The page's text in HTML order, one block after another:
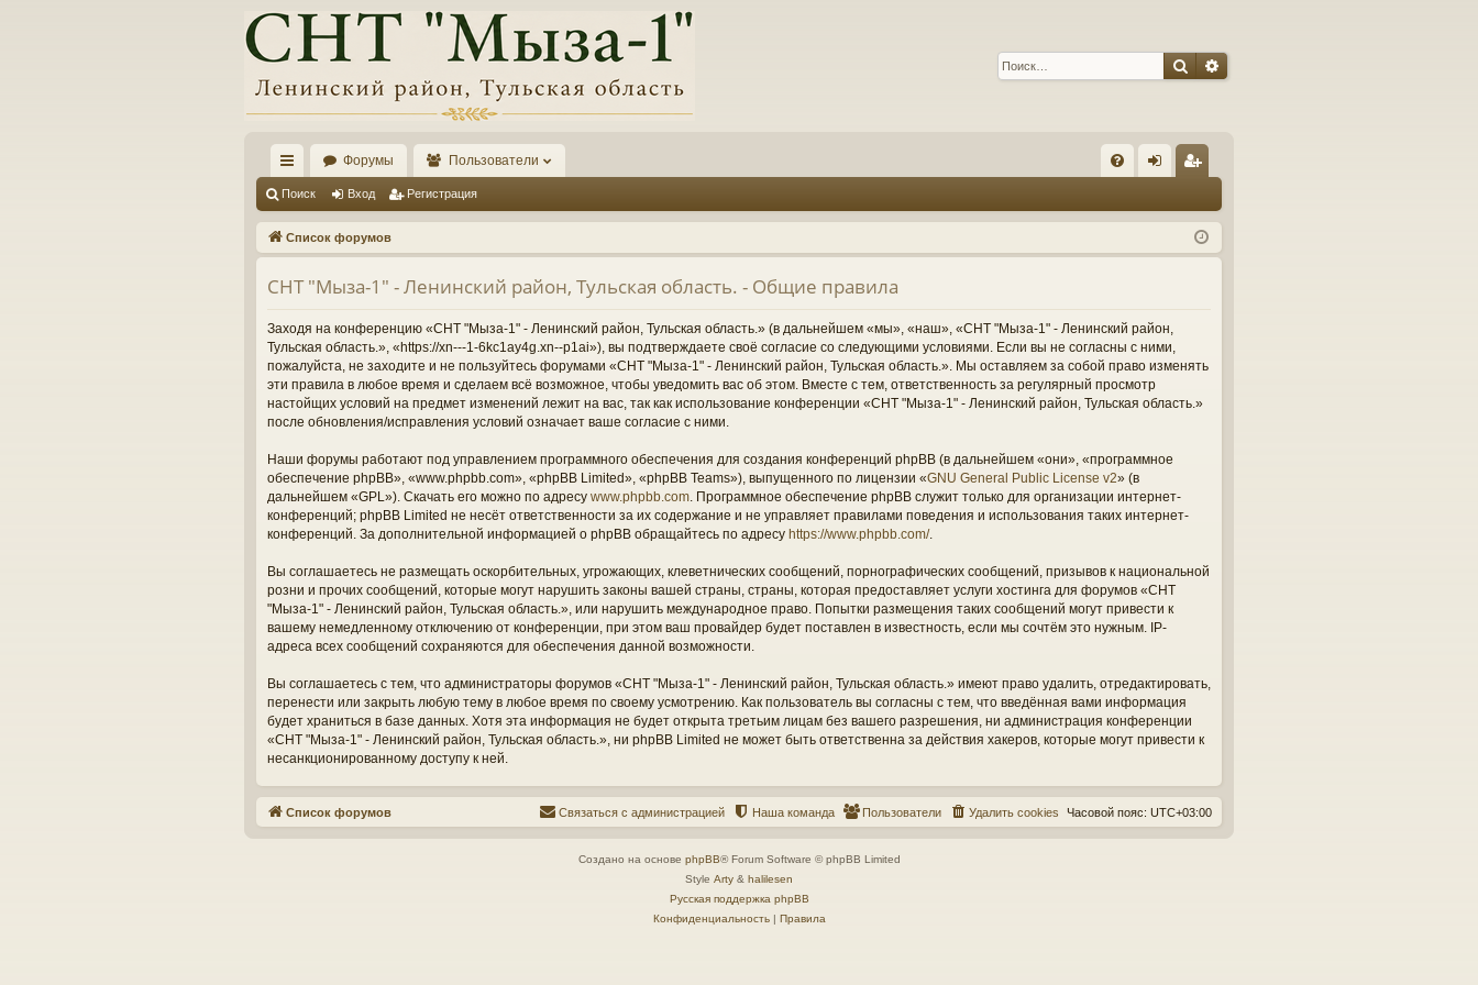
ПоискРасширенный поиск
с
ы
лк
и
Форумы Пользователи
Q д ис
тр
Поиск Вход Регистрация
Список форумов
СНТ "Мыза-1" - Ленинский район, Тульская область. - Общие правила
Заходя на конференцию «СНТ "Мыза-1" - Ленинский район, Тульская область.» (в дальнейшем «мы», «наш», «СНТ "Мыза-1" - Ленинский район,
Тульская область.», «https://xn---1-6kc1ay4g.xn--p1ai»), вы подтверждаете своё согласие со следующими условиями. Если вы не согласны с ними,
пожалуйста, не заходите и не пользуйтесь форумами «СНТ "Мыза-1" - Ленинский район, Тульская область.». Мы оставляем за собой право изменять
эти правила в любое время и сделаем всё возможное, чтобы уведомить вас об этом. Вместе с тем, ответственность за регулярный просмотр
настойщих условий на предмет изменений лежит на вас, так как использование конференции «СНТ "Мыза-1" - Ленинский район, Тульская область.»
после обновления/исправления условий означает ваше согласие с ними.
Наши форумы работают под управлением программного обеспечения для создания конференций phpBB (в дальнейшем «они», «программное
обеспечение phpBB», «www.phpbb.com», «phpBB Limited», «phpBB Teams»), выпущенного по лицензии «GNU General Public License v2» (в
дальнейшем «GPL»). Скачать его можно по адресу www.phpbb.com . Программное обеспечение phpBB служит только для организации интернет-
конференций; phpBB Limited не несёт ответственности за их содержание и не управляет правилами поведения и использования таких интернет-
конференций. За дополнительной информацией о phpBB обращайтесь по адресу https://www.phpbb.com/.
Вы соглашаетесь не размещать оскорбительных, угрожающих, клеветнических сообщений, порнографических сообщений, призывов к национальной
розни и прочих сообщений, которые могут нарушить законы вашей страны, страны, которая предоставляет услуги хостинга для форумов «СНТ
"Мыза-1" - Ленинский район, Тульская область.», или нарушить международное право. Попытки размещения таких сообщений могут привести к
вашему немедленному отключению от конференции, при этом ваш провайдер будет поставлен в известность, если мы сочтём это нужным. IP-
адреса всех сообщений сохраняются для обеспечения данной возможности.
Вы соглашаетесь с тем, что администраторы форумов «СНТ "Мыза-1" - Ленинский район, Тульская область.» имеют право удалить, отредактировать,
перенести или закрыть любую тему в любое время по своему усмотрению. Как пользователь вы согласны с тем, что введённая вами информация
будет храниться в базе данных. Хотя эта информация не будет открыта третьим лицам без вашего разрешения, ни администрация конференции
«СНТ "Мыза-1" - Ленинский район, Тульская область.», ни phpBB Limited не может быть ответственна за действия хакеров, которые могут привести к
несанкционированному доступу к ней.
Список форумов Часовой пояс: UTC+03:00
Удалить cookies
Пользователи
Наша команда
Связаться с администрацией
Создано на основе phpBB® Forum Software © phpBB Limited
Style Arty & halilesen
Русская поддержка phpBB
Конфиденциальность| Правила